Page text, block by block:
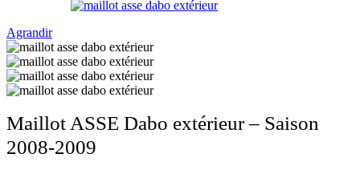
Agrandir
Maillot ASSE Dabo extérieur – Saison
2008-2009